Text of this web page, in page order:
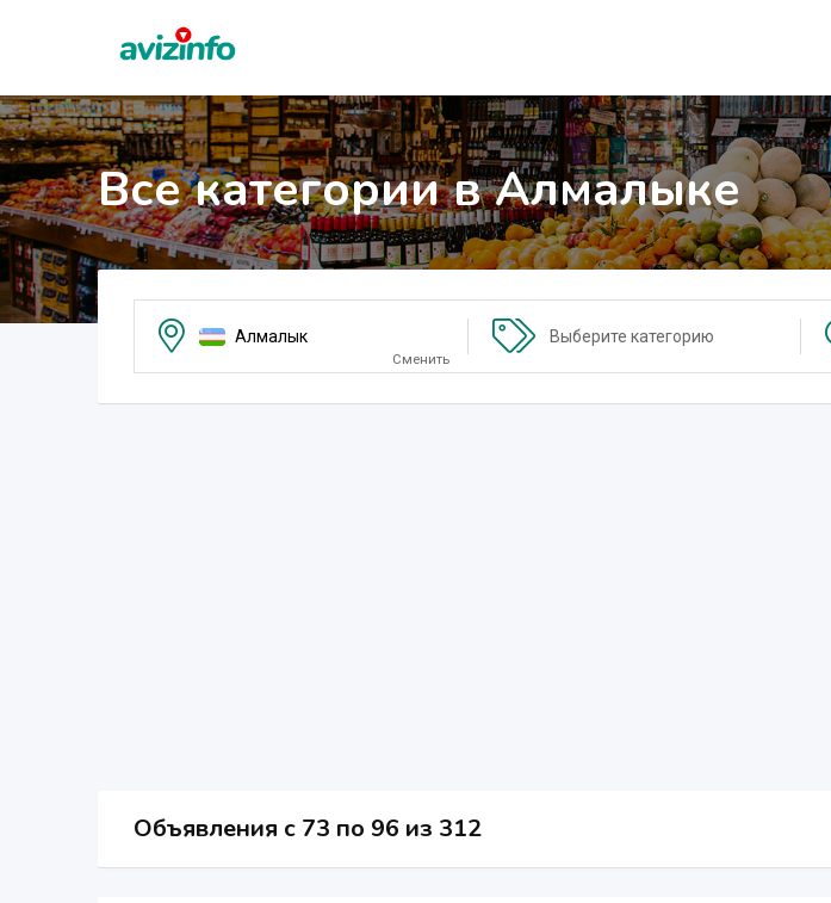
Все категории в Алмалыке
Алмалык
Сменить
Выберите категорию
Объявления c 73 по 96 из 312